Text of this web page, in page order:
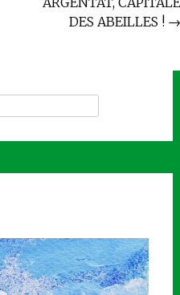
DES ABEILLES !